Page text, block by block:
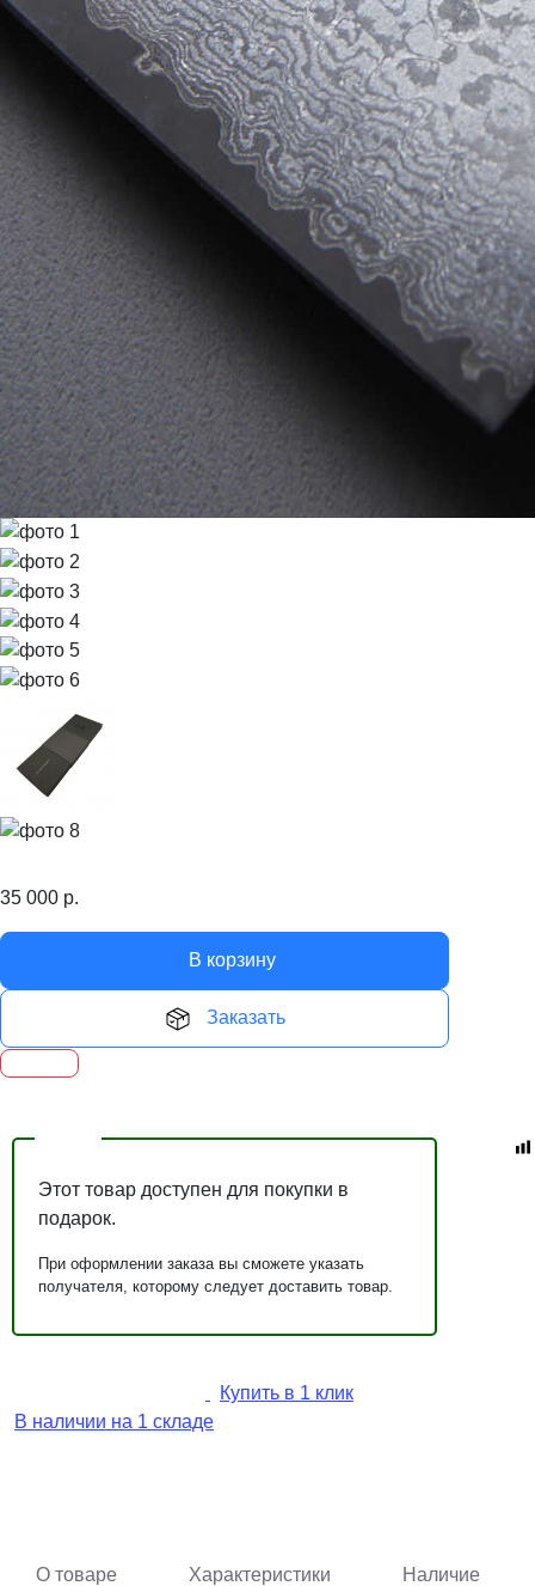
35 000 р.
В корзину
Заказать
Этот товар доступен для покупки в
подарок.
При оформлении заказа вы сможете указать
получателя, которому следует доставить товар.
Купить в 1 клик
В наличии на 1 складе
О товаре Характеристики Наличие